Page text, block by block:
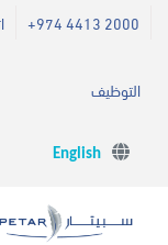
+974 4413 2000
التوظيف
English